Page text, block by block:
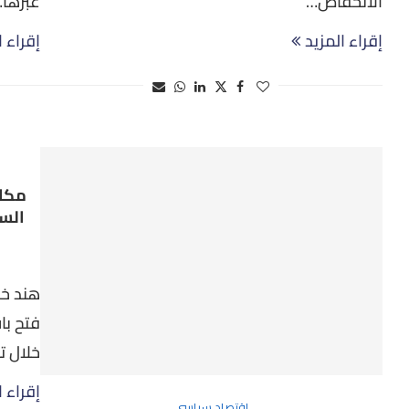
إقراء المزيد
هند
فتح
خلال